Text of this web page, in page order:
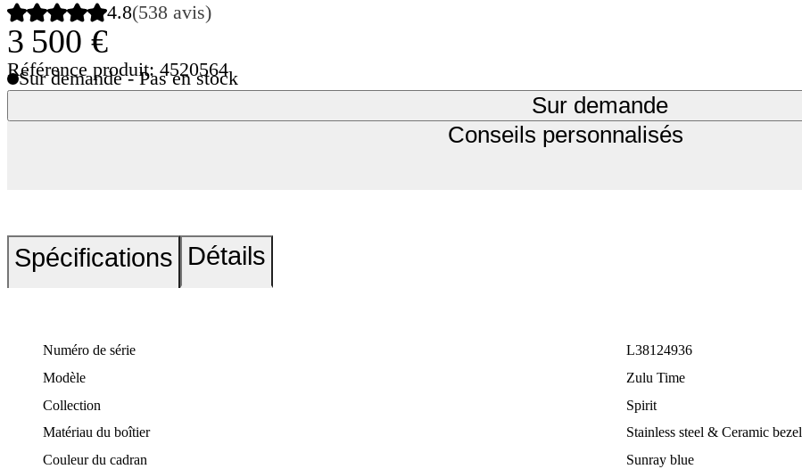
4.8(538 avis)
3 500 €
Référence produit: 4520564
Sur demande - Pas en stock
Sur demande
Conseils personnalisés
Spécifications Détails
Numéro de série
L38124936
Modèle
Zulu Time
Collection
Spirit
Matériau du boîtier
Stainless steel & Ceramic bezel
Couleur du cadran
Sunray blue